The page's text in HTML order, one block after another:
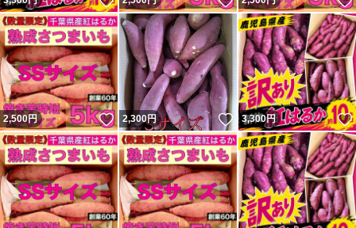
2,500円 いいね！
2,300円 いいね！
3,300円